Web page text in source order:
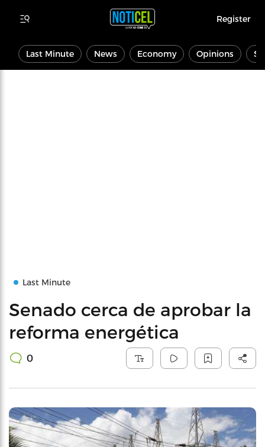
Register
Last Minute News Economy Opinions
Last Minute
Senado cerca de aprobar la
reforma energética
0